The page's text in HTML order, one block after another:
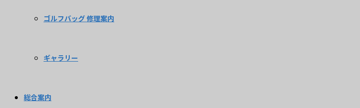
ゴルフバッグ 修理案内
ギャラリー
総合案内